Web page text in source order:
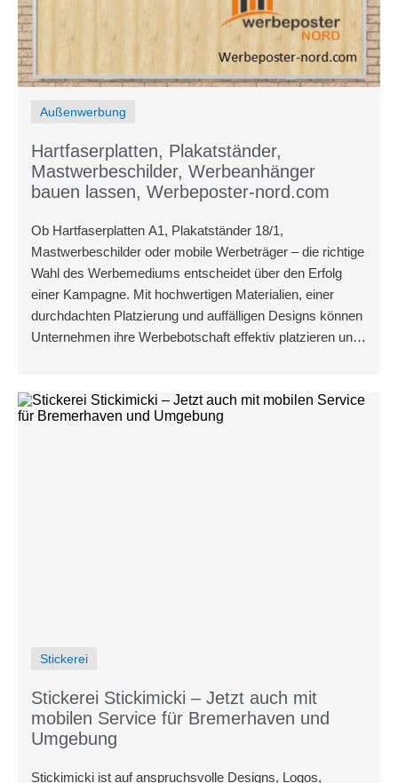
Außenwerbung
Hartfaserplatten, Plakatständer,
Mastwerbeschilder, Werbeanhänger
bauen lassen, Werbeposter-nord.com
Ob Hartfaserplatten A1, Plakatständer 18/1,
Mastwerbeschilder oder mobile Werbeträger – die richtige
Wahl des Werbemediums entscheidet über den Erfolg
einer Kampagne. Mit hochwertigen Materialien, einer
durchdachten Platzierung und auffälligen Designs können
Unternehmen ihre Werbebotschaft effektiv platzieren und
Stickerei
Stickerei Stickimicki – Jetzt auch mit
mobilen Service für Bremerhaven und
Umgebung
Stickimicki ist auf anspruchsvolle Designs, Logos,